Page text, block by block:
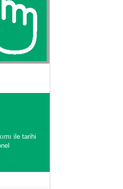
ile tarihi